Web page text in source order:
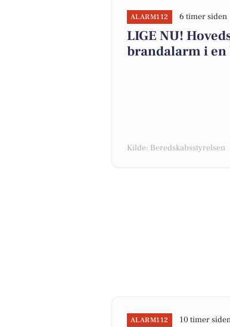
ALARM112 6 timer siden
LIGE NU!
brandalarm i en
Kilde: Beredskabsstyrelsen
ALARM112 10 timer